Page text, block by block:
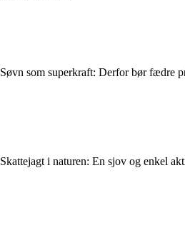
Søvn som superkraft: Derfor bør fædre
Skattejagt i naturen: En sjov og enkel